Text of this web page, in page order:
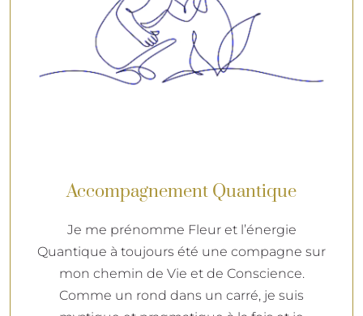
Accompagnement Quantique
Je me prénomme Fleur et l’énergie
Quantique à toujours été une compagne sur
mon chemin de Vie et de Conscience.
Comme un rond dans un carré, je suis